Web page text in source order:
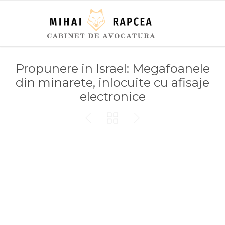
Propunere in Israel: Megafoanele
din minarete, inlocuite cu afisaje
electronice
  